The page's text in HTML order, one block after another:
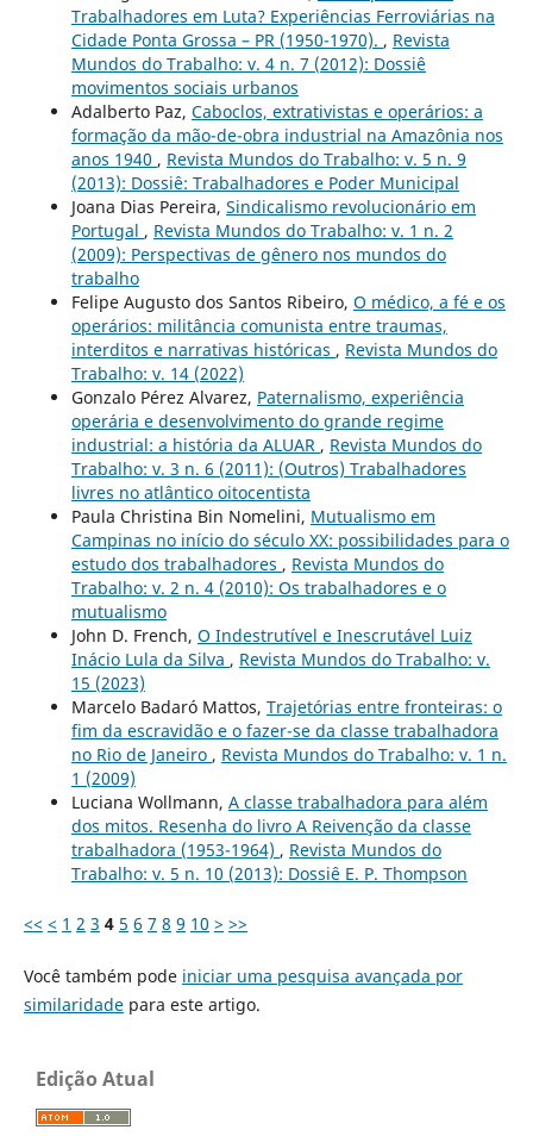
Trabalhadores em Luta? Experiências Ferroviárias na
Cidade Ponta Grossa – PR (1950-1970). , Revista
Mundos do Trabalho: v. 4 n. 7 (2012): Dossiê
movimentos sociais urbanos
Adalberto Paz, Caboclos, extrativistas e operários: a
formação da mão-de-obra industrial na Amazônia nos
anos 1940 , Revista Mundos do Trabalho: v. 5 n. 9
(2013): Dossiê: Trabalhadores e Poder Municipal
Joana Dias Pereira, Sindicalismo revolucionário em
Portugal , Revista Mundos do Trabalho: v. 1 n. 2
(2009): Perspectivas de gênero nos mundos do
trabalho
Felipe Augusto dos Santos Ribeiro, O médico, a fé e os
operários: militância comunista entre traumas,
interditos e narrativas históricas , Revista Mundos do
Trabalho: v. 14 (2022)
Gonzalo Pérez Alvarez, Paternalismo, experiência
operária e desenvolvimento do grande regime
industrial: a história da ALUAR , Revista Mundos do
Trabalho: v. 3 n. 6 (2011): (Outros) Trabalhadores
livres no atlântico oitocentista
Paula Christina Bin Nomelini, Mutualismo em
Campinas no início do século XX: possibilidades para o
estudo dos trabalhadores , Revista Mundos do
Trabalho: v. 2 n. 4 (2010): Os trabalhadores e o
mutualismo
John D. French, O Indestrutível e Inescrutável Luiz
Inácio Lula da Silva , Revista Mundos do Trabalho: v.
15 (2023)
Marcelo Badaró Mattos, Trajetórias entre fronteiras: o
fim da escravidão e o fazer-se da classe trabalhadora
no Rio de Janeiro , Revista Mundos do Trabalho: v. 1 n.
1 (2009)
Luciana Wollmann, A classe trabalhadora para além
dos mitos. Resenha do livro A Reivenção da classe
trabalhadora (1953-1964) , Revista Mundos do
Trabalho: v. 5 n. 10 (2013): Dossiê E. P. Thompson
<< < 1 2 3 4 5 6 7 8 9 10 > >>
Você também pode iniciar uma pesquisa avançada por
similaridadepara este artigo.
Edição Atual